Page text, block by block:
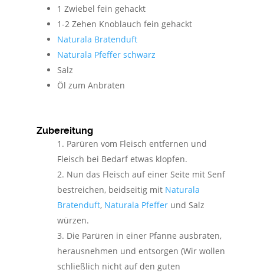
1 Zwiebel fein gehackt
1-2 Zehen Knoblauch fein gehackt
Naturala Bratenduft
Naturala Pfeffer schwarz
Salz
Öl zum Anbraten
Zubereitung
Parüren vom Fleisch entfernen und
Fleisch bei Bedarf etwas klopfen.
Nun das Fleisch auf einer Seite mit Senf
bestreichen, beidseitig mit Naturala
Bratenduft, Naturala Pfefferund Salz
würzen.
Die Parüren in einer Pfanne ausbraten,
herausnehmen und entsorgen (Wir wollen
schließlich nicht auf den guten